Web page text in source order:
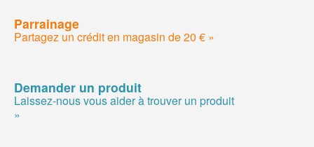
Parrainage
Partagez un crédit en magasin de 20 € »
Demander un produit
Laissez-nous vous aider à trouver un produit
»